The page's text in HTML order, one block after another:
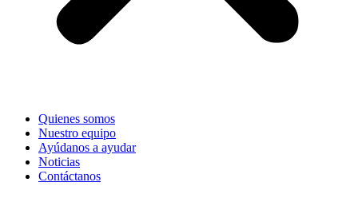
Quienes somos
Nuestro equipo
Ayúdanos a ayudar
Noticias
Contáctanos